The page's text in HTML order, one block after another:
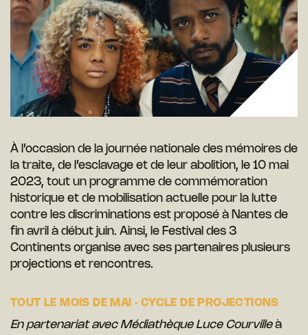
À l’occasion de la journée nationale des mémoires de
la traite, de l’esclavage et de leur abolition, le 10 mai
2023, tout un programme de commémoration
historique et de mobilisation actuelle pour la lutte
contre les discriminations est proposé à Nantes de
fin avril à début juin. Ainsi, le Festival des 3
Continents organise avec ses partenaires plusieurs
projections et rencontres.
TOUT LE MOIS DE MAI · CYCLE DE PROJECTIONS
En partenariat avec Médiathèque Luce Courvilleà